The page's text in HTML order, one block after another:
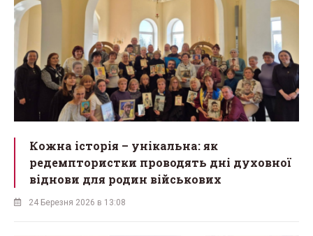
Кожна історія – унікальна: як
редемптористки проводять дні духовної
віднови для родин військових
24 Березня 2026 в 13:08